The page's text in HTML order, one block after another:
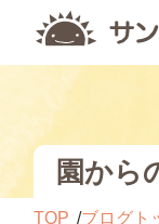
園から
TOP ブログト